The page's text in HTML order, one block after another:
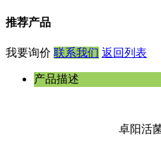
推荐产品
我要询价 联系我们 返回列表
产品描述
卓阳活